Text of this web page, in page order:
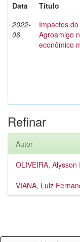
Data
Título
2022-
06
Impactos
Agroamigo
econômico
Refinar
Autor
OLIVEIRA, Alysson
VIANA, Luiz